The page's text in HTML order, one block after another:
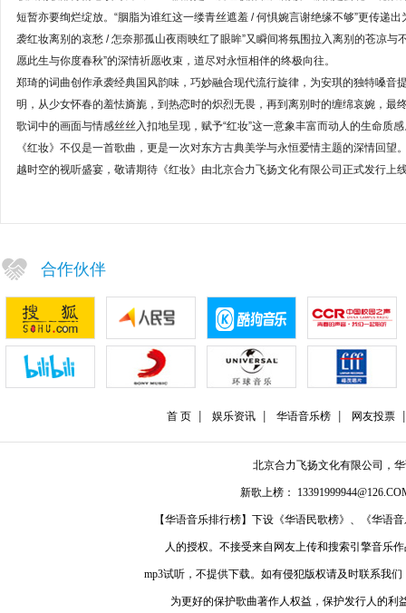
短暂亦要绚烂绽放。“胭脂为谁红这一缕青丝遮羞 / 何惧婉言谢绝缘不够”更传递
袭红妆离别的哀愁 / 怎奈那孤山夜雨映红了眼眸”又瞬间将氛围拉入离别的苍凉与
愿此生与你度春秋”的深情祈愿收束，道尽对永恒相伴的终极向往。
郑琦的词曲创作承袭经典国风韵味，巧妙融合现代流行旋律，为安琪的独特嗓音
明，从少女怀春的羞怯旖旎，到热恋时的炽烈无畏，再到离别时的缠绵哀婉，最
歌词中的画面与情感丝丝入扣地呈现，赋予“红妆”这一意象丰富而动人的生命质
《红妆》不仅是一首歌曲，更是一次对东方古典美学与永恒爱情主题的深情回
越时空的视听盛宴，敬请期待《红妆》由北京合力飞扬文化有限公司正式发行上
合作伙伴
首 页 娱乐资讯 华语音乐榜 网友投票
北京合力飞扬文化有限公司，
新歌上榜：
【华语音乐排行榜】下设《华语民歌榜》、《华语
人的授权。不接受来自网友上传和搜索引擎音乐
mp3试听，不提供下载。如有侵犯版权请及时联系我
为更好的保护歌曲著作人权益，保护发行人的